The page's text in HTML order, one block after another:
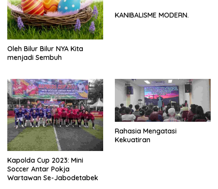
Oleh Bilur Bilur NYA Kita
menjadi Sembuh
KANIBALISME MODERN.
Kapolda Cup 2023: Mini
Soccer Antar Pokja
Wartawan Se-Jabodetabek
Rahasia Mengatasi
Kekuatiran